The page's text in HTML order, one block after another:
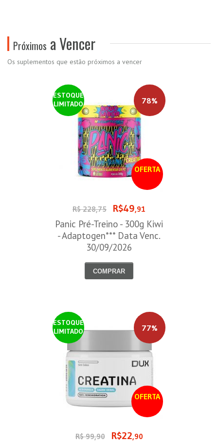
Próximos a Vencer
Os suplementos que estão próximos a vencer
ESTOQUE
LIMITADO
OFERTA
78%
R$ 228,75 R$49,91
Panic Pré-Treino - 300g Kiwi
- Adaptogen*** Data Venc.
30/09/2026
COMPRAR
ESTOQUE
LIMITADO
OFERTA
77%
R$ 99,90 R$22,90